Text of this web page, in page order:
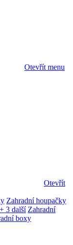
Otevřít menu
Otevřít
Zahradní houpačky
+ 3 další Zahradní
boxy